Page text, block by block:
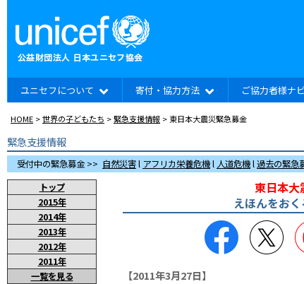
ユニセフについて 寄付・協力方法 ご協力者様ナビ
HOME >世界の子どもたち >緊急支援情報 > 東日本大震災緊急募金
緊急支援情報
受付中の緊急募金 >> 自然災害l アフリカ栄養危機l 人道危機l過去の緊急
トップ
2015年
2014年
2013年
2012年
2011年
一覧を見る
東日本
えほんをおく
Facebook
【2011年3月27日】